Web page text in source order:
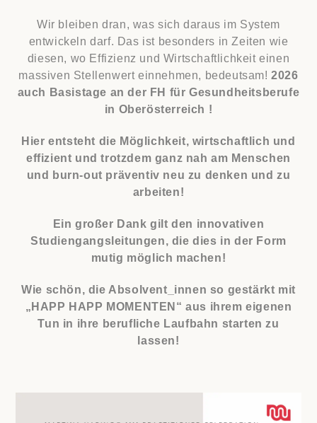
Wir bleiben dran, was sich daraus im System
entwickeln darf. Das ist besonders in Zeiten wie
diesen, wo Effizienz und Wirtschaftlichkeit einen
massiven Stellenwert einnehmen, bedeutsam!2026
auch Basistage an der FH für Gesundheitsberufe
in Oberösterreich !
Hier entsteht die Möglichkeit, wirtschaftlich und
effizient und trotzdem ganz nah am Menschen
und burn-out präventiv neu zu denken und zu
arbeiten!
Ein großer Dank gilt den innovativen
Studiengangsleitungen, die dies in der Form
mutig möglich machen!
Wie schön, die Absolvent_innen so gestärkt mit
„HAPP HAPP MOMENTEN“ aus ihrem eigenen
Tun in ihre berufliche Laufbahn starten zu
lassen!